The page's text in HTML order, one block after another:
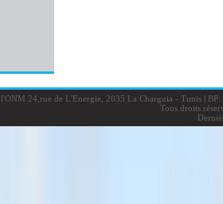
l'ONM 24,rue de L'Energie, 2035 La Charguia - Tunis |BP:
Tous droits